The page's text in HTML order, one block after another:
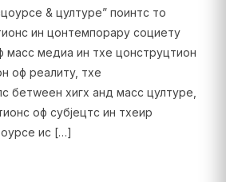
& цултуре” поинтс то
ин цонтемпорарy социетy
масс медиа ин тхе цонструцтион
оф реалитy, тхе
бетwеен хигх анд масс цултуре,
оф субјецтс ин тхеир
ис […]